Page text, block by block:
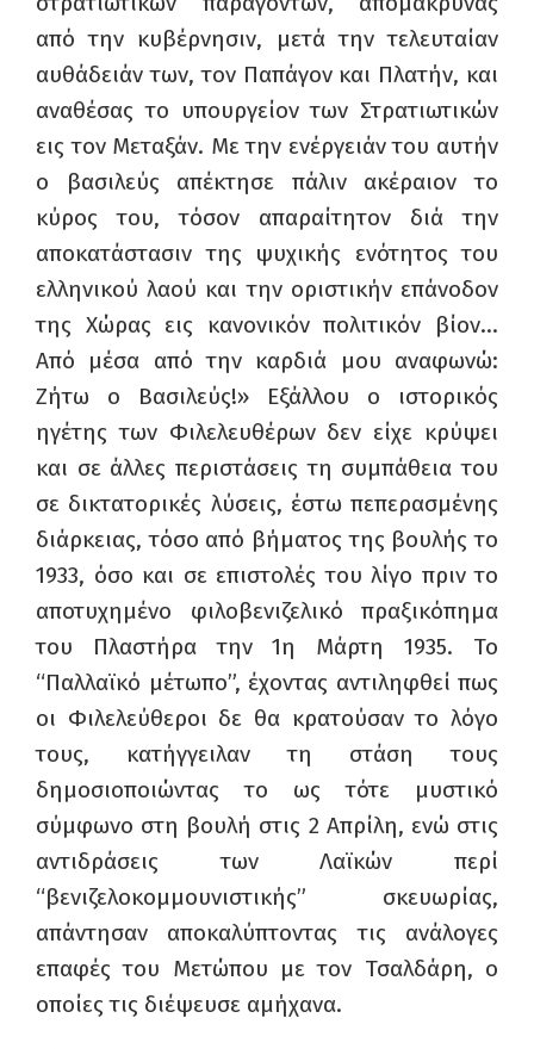
από την κυβέρνησιν, μετά την τελευταίαν
αυθάδειάν των, τον Παπάγον και Πλατήν, και
αναθέσας το υπουργείον των Στρατιωτικών
εις τον Μεταξάν. Με την ενέργειάν του αυτήν
ο βασιλεύς απέκτησε πάλιν ακέραιον το
κύρος του, τόσον απαραίτητον διά την
αποκατάστασιν της ψυχικής ενότητος του
ελληνικού λαού και την οριστικήν επάνοδον
της Χώρας εις κανονικόν πολιτικόν βίον…
Από μέσα από την καρδιά μου αναφωνώ:
Ζήτω ο Βασιλεύς!» Εξάλλου ο ιστορικός
ηγέτης των Φιλελευθέρων δεν είχε κρύψει
και σε άλλες περιστάσεις τη συμπάθεια του
σε δικτατορικές λύσεις, έστω πεπερασμένης
διάρκειας, τόσο από βήματος της βουλής το
1933, όσο και σε επιστολές του λίγο πριν το
αποτυχημένο φιλοβενιζελικό πραξικόπημα
του Πλαστήρα την 1η Μάρτη 1935. Το
“Παλλαϊκό μέτωπο”, έχοντας αντιληφθεί πως
οι Φιλελεύθεροι δε θα κρατούσαν το λόγο
τους, κατήγγειλαν τη στάση τους
δημοσιοποιώντας το ως τότε μυστικό
σύμφωνο στη βουλή στις 2 Απρίλη, ενώ στις
αντιδράσεις των Λαϊκών περί
“βενιζελοκομμουνιστικής” σκευωρίας,
απάντησαν αποκαλύπτοντας τις ανάλογες
επαφές του Μετώπου με τον Τσαλδάρη, ο
οποίες τις διέψευσε αμήχανα.